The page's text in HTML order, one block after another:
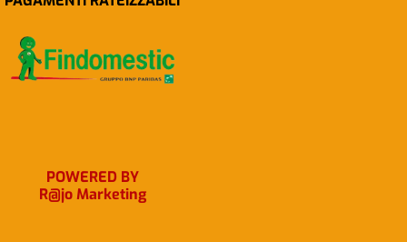
POWERED BY
R@jo Marketing